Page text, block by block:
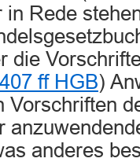
Rede
die
ff HGB)
Vorschriften
anderes